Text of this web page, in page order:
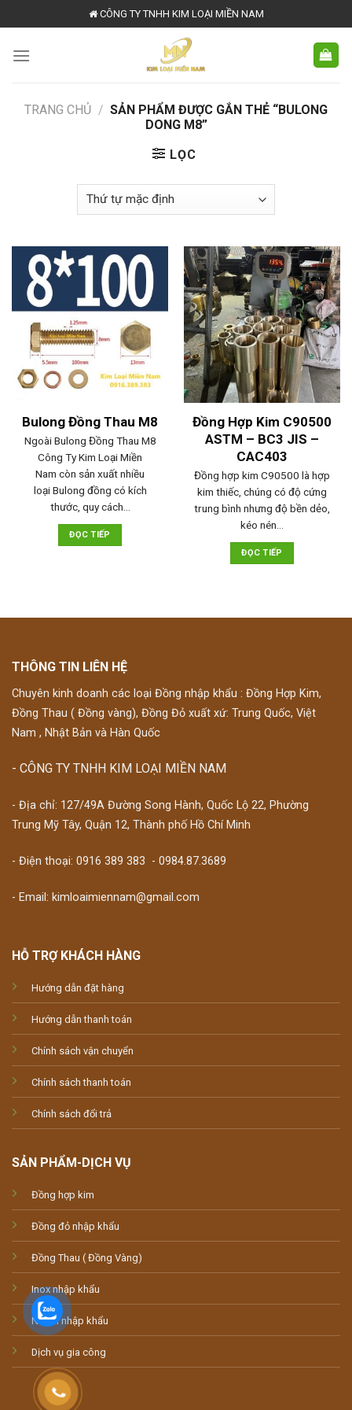
to
content
CÔNG TY TNHH KIM LOẠI MIỀN NAM
TRANG CHỦ / SẢN PHẨM ĐƯỢC GẮN THẺ “BULONG
DONG M8”
LỌC
Bulong Đồng Thau M8
Ngoài Bulong Đồng Thau M8
Công Ty Kim Loại Miền
Nam còn sản xuất nhiều
loại Bulong đồng có kích
thước, quy cách…
ĐỌC TIẾP
Đồng Hợp Kim C90500
ASTM – BC3 JIS –
CAC403
Đồng hợp kim C90500 là hợp
kim thiếc, chúng có độ cứng
trung bình nhưng độ bền dẻo,
kéo nén…
ĐỌC TIẾP
THÔNG TIN LIÊN HỆ
Chuyên kinh doanh các loại Đồng nhập khẩu : Đồng Hợp Kim,
Đồng Thau ( Đồng vàng), Đồng Đỏ xuất xứ: Trung Quốc, Việt
Nam , Nhật Bản và Hàn Quốc
- CÔNG TY TNHH KIM LOẠI MIỀN NAM
- Địa chỉ: 127/49A Đường Song Hành, Quốc Lộ 22, Phường
Trung Mỹ Tây, Quận 12, Thành phố Hồ Chí Minh
- Điện thoại: 0916 389 383 - 0984.87.3689
- Email: kimloaimiennam@gmail.com
HỖ TRỢ KHÁCH HÀNG
Hướng dẫn đặt hàng
Hướng dẫn thanh toán
Chính sách vận chuyển
Chính sách thanh toán
Chính sách đổi trả
SẢN PHẨM-DỊCH VỤ
Đồng hợp kim
Đồng đỏ nhập khẩu
Đồng Thau ( Đồng Vàng)
Inox nhập khẩu
Nhôm nhập khẩu
Dịch vụ gia công